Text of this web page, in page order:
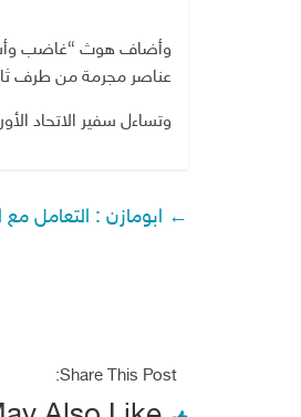
وأضاف هوث “غاضب
عناصر مجرمة من طرف
وتساءل سفير الاتحاد
← ابومازن : التعامل مع
Share This Post: